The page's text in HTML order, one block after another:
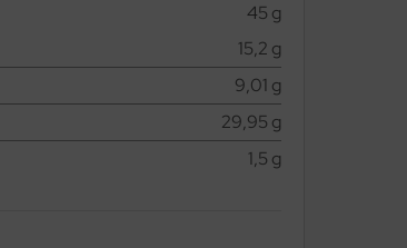
45 g
15,2 g
9,01 g
29,95 g
1,5 g